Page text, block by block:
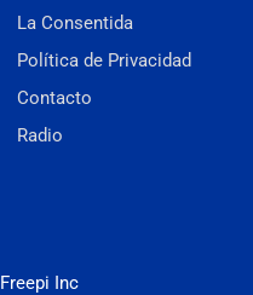
La Consentida
Política de Privacidad
Contacto
Radio
Freepi Inc